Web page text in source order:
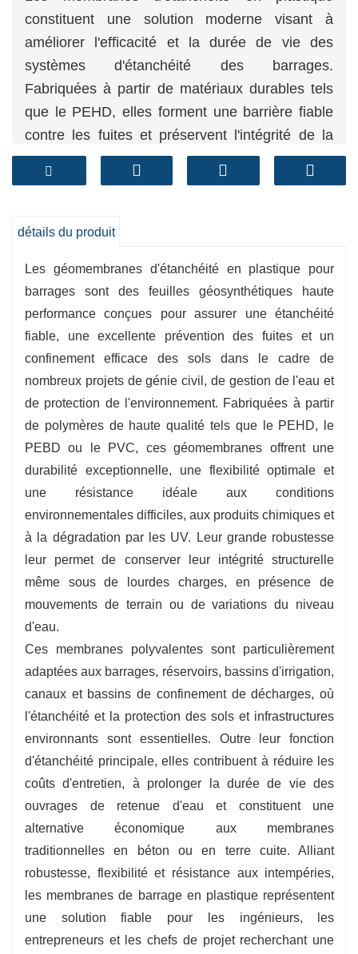
constituent une solution moderne visant à
améliorer l'efficacité et la durée de vie des
systèmes d'étanchéité des barrages.
Fabriquées à partir de matériaux durables tels
que le PEHD, elles forment une barrière fiable
contre les fuites et préservent l'intégrité de la
structure du barrage. Les membranes
d'étanchéité en plastique sont parfaitement
notamment l'irrigation, l'aquaculture et la gestion
gestion optimale des ressources en eau.
-Preuve de fuiteL'imperméabilité des
revêtements de barrage en plastique empêche
efficacement les pertes d'eau et assure une
rétention d'eau optimale du barrage.
-Durabilité Ces revêtements de barrage sont
fabriqués à partir de matériaux robustes
capables de résister aux perforations, aux
déchirures et aux contraintes
environnementales, offrant ainsi une
performance durable.
- Résistance chimique Les revêtements de
barrage en plastique peuvent résister à
l'exposition à une grande variété de produits
chimiques, ce qui les rend excellents pour des
applications étonnantes, notamment celles
impliquant des engrais ou des polluants.
détails du produit
Les géomembranes d'étanchéité en plastique pour
barrages sont des feuilles géosynthétiques haute
performance conçues pour assurer une étanchéité
fiable, une excellente prévention des fuites et un
confinement efficace des sols dans le cadre de
nombreux projets de génie civil, de gestion de l'eau et
de protection de l'environnement. Fabriquées à partir
de polymères de haute qualité tels que le PEHD, le
PEBD ou le PVC, ces géomembranes offrent une
durabilité exceptionnelle, une flexibilité optimale et
une résistance idéale aux conditions
environnementales difficiles, aux produits chimiques et
à la dégradation par les UV. Leur grande robustesse
leur permet de conserver leur intégrité structurelle
même sous de lourdes charges, en présence de
mouvements de terrain ou de variations du niveau
d'eau.
Ces membranes polyvalentes sont particulièrement
adaptées aux barrages, réservoirs, bassins d'irrigation,
canaux et bassins de confinement de décharges, où
l'étanchéité et la protection des sols et infrastructures
environnants sont essentielles. Outre leur fonction
d'étanchéité principale, elles contribuent à réduire les
coûts d'entretien, à prolonger la durée de vie des
ouvrages de retenue d'eau et constituent une
alternative économique aux membranes
traditionnelles en béton ou en terre cuite. Alliant
robustesse, flexibilité et résistance aux intempéries,
les membranes de barrage en plastique représentent
une solution fiable pour les ingénieurs, les
entrepreneurs et les chefs de projet recherchant une